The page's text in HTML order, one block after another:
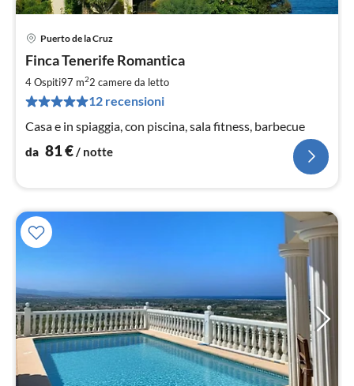
Puerto de la Cruz
Finca Tenerife Romantica
4 Ospiti97 m22 camere da letto
12 recensioni
Casa e in spiaggia, con piscina, sala fitness, barbecue
da 81€/ notte